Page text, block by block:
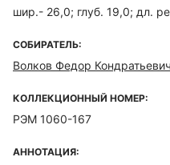
шир.- 26,0; глуб. 19,0; дл.
СОБИРАТЕЛЬ:
Волков Федор Кондратьевич
КОЛЛЕКЦИОННЫЙ НОМЕР:
РЭМ 1060-167
АННОТАЦИЯ: